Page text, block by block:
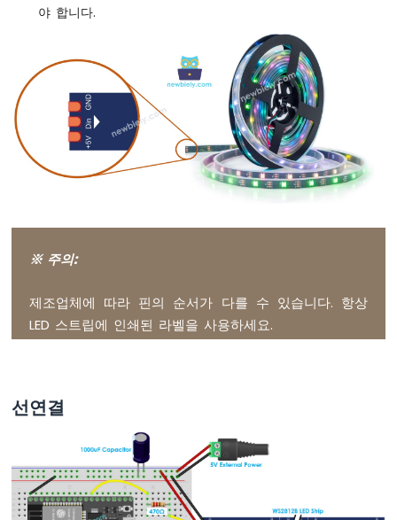
ESP32
치
ESP32
-
ESP32
레
버
로
LED
토
야 합니다.
※ 주의:
제조업체에 따라 핀의 순서가 다를 수 있습니다. 항상
LED 스트립에 인쇄된 라벨을 사용하세요.
선연결